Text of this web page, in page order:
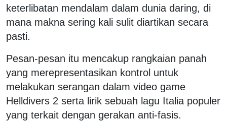
keterlibatan mendalam dalam dunia daring, di
mana makna sering kali sulit diartikan secara
pasti.
Pesan-pesan itu mencakup rangkaian panah
yang merepresentasikan kontrol untuk
melakukan serangan dalam video game
Helldivers 2 serta lirik sebuah lagu Italia populer
yang terkait dengan gerakan anti-fasis.